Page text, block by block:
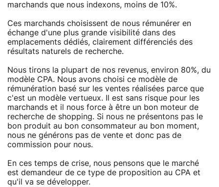
marchands que nous indexons, moins de 10%.
Ces marchands choisissent de nous rémunérer en
échange d'une plus grande visibilité dans des
emplacements dédiés, clairement différenciés des
résultats naturels de recherche.
Nous tirons la plupart de nos revenus, environ 80%, du
modèle CPA. Nous avons choisi ce modèle de
rémunération basé sur les ventes réalisées parce que
c'est un modèle vertueux. Il est sans risque pour les
marchands et il nous force à être un bon moteur de
recherche de shopping. Si nous ne présentons pas le
bon produit au bon consommateur au bon moment,
nous ne générons pas de vente et donc pas de
commission pour nous.
En ces temps de crise, nous pensons que le marché
est demandeur de ce type de proposition au CPA et
qu'il va se développer.